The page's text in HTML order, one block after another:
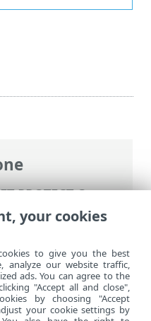
PROTECT On-
PROTECT On-
PROTECT
your cookies
to give you the best
analyze our website traffic,
ads. You can agree to the
"Accept all and close",
by choosing "Accept
your cookie settings by